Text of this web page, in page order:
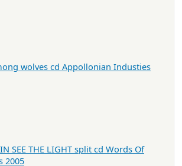
wolves cd Appollonian Industies
SEE THE LIGHT split cd Words Of
2005